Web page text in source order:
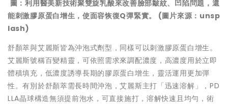
圖：利用醫美新技術聚雙旋乳酸來改善臉部皺紋、凹陷問題，還
能刺激膠原蛋白增生，使面容恢復Q彈緊實。 (圖片來源：unsp
lash)
舒顏萃與艾麗斯皆為沖泡式劑型，同樣可以刺激膠原蛋白增生。
艾麗斯號稱百變精靈，可依照需求來調配濃度，高濃度用於立即
體積填充，低濃度誘導長期的膠原蛋白增生，靈活運用更加彈
性。有別於舒顏萃需長時間沖泡，艾麗斯主打「迅速溶解」，PD
LLA晶球構造無須提前泡水，可直接施打，溶解快速且均勻，術